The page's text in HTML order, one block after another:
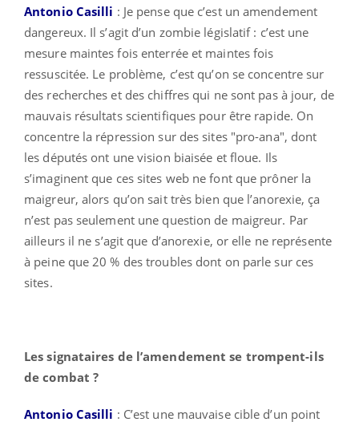
Antonio Casilli : Je pense que c’est un amendement
dangereux. Il s’agit d’un zombie législatif : c’est une
mesure maintes fois enterrée et maintes fois
ressuscitée. Le problème, c’est qu’on se concentre sur
des recherches et des chiffres qui ne sont pas à jour, de
mauvais résultats scientifiques pour être rapide. On
concentre la répression sur des sites "pro-ana", dont
les députés ont une vision biaisée et floue. Ils
s’imaginent que ces sites web ne font que prôner la
maigreur, alors qu’on sait très bien que l’anorexie, ça
n’est pas seulement une question de maigreur. Par
ailleurs il ne s’agit que d’anorexie, or elle ne représente
à peine que 20 % des troubles dont on parle sur ces
sites.
Les signataires de l’amendement se trompent-ils
de combat ?
Antonio Casilli : C’est une mauvaise cible d’un point